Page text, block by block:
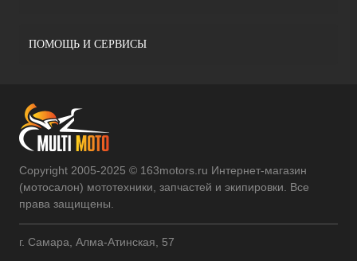
ПОМОЩЬ И СЕРВИСЫ
Copyright 2005-2025 © 163motors.ru Интернет-магазин
(мотосалон) мототехники, запчастей и экипировки. Все
права защищены.
г. Самара, Алма-Атинская, 57